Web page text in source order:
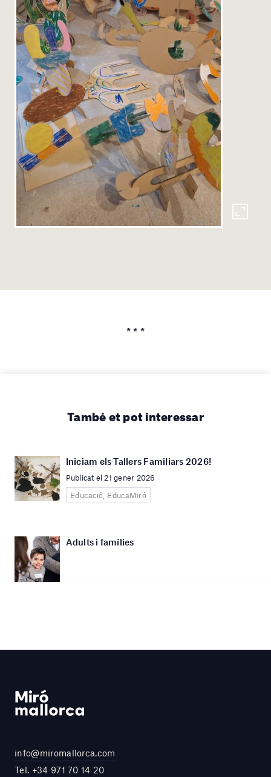
* * *
També et pot interessar
Iniciam els Tallers Familiars 2026!
Publicat el 21 gener 2026
Educació, EducaMiró
Adults i famílies
info@miromallorca.com
Tel. +34 971 70 14 20